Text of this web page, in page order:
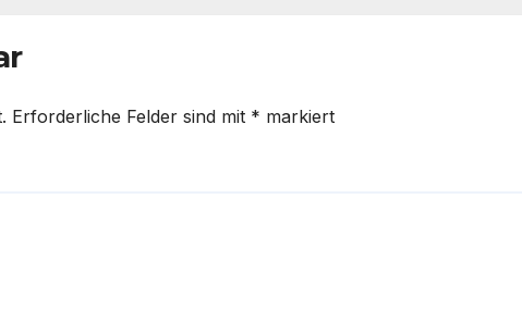
Erforderliche Felder sind mit * markiert